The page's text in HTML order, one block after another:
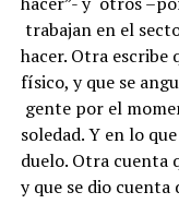
trabajan en el
hacer. Otra escribe
físico, y que se
gente por el
soledad. Y en lo
duelo. Otra cuenta
y que se dio